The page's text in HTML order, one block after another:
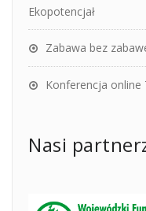
Ekopotencjał
Zabawa bez
Konferencja
Nasi